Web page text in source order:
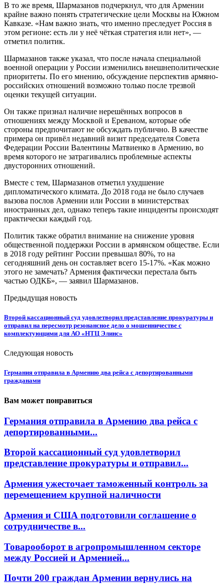
В то же время, Шармазанов подчеркнул, что для Армении
крайне важно понять стратегические цели Москвы на Южном
Кавказе. «Нам важно знать, что именно преследует Россия в
этом регионе: есть ли у неё чёткая стратегия или нет», —
отметил политик.
Шармазанов также указал, что после начала специальной
военной операции у России изменились внешнеполитические
приоритеты. По его мнению, обсуждение перспектив армяно-
российских отношений возможно только после трезвой
оценки текущей ситуации.
Он также признал наличие нерешённых вопросов в
отношениях между Москвой и Ереваном, которые обе
стороны предпочитают не обсуждать публично. В качестве
примера он привёл недавний визит председателя Совета
Федерации России Валентины Матвиенко в Армению, во
время которого не затрагивались проблемные аспекты
двусторонних отношений.
Вместе с тем, Шармазанов отметил ухудшение
дипломатического климата. До 2018 года не было случаев
вызова послов Армении или России в министерствах
иностранных дел, однако теперь такие инциденты происходят
практически каждый год.
Политик также обратил внимание на снижение уровня
общественной поддержки России в армянском обществе. Если
в 2018 году рейтинг России превышал 80%, то на
сегодняшний день он составляет всего 15-17%. «Как можно
этого не замечать? Армения фактически перестала быть
частью ОДКБ», — заявил Шармазанов.
Предыдущая новость
Второй кассационный суд удовлетворил представление прокуратуры и
отправил на пересмотр резонансное дело о мошенничестве с
комплектующими для АО «НТЦ Элинс»
Следующая новость
Германия отправила в Армению два рейса с депортированными
гражданами
Вам может понравиться
Германия отправила в Армению два рейса с
депортированными...
Второй кассационный суд удовлетворил
представление прокуратуры и отправил...
Армения ужесточает таможенный контроль за
перемещением крупной наличности
Армения и США подготовили соглашение о
сотрудничестве в...
Товарооборот в агропромышленном секторе
между Россией и Арменией...
Почти 200 граждан Армении вернулись на